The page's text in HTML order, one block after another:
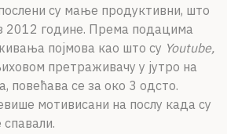
су мање продуктивни, што
2012 године. Према подацима
појмова као што су Youtube,
претраживачу у јутро на
повећава се за око 3 одсто.
мотивисани на послу када су